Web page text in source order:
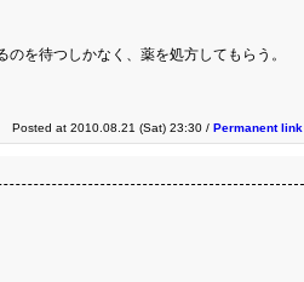
を待つしかなく、薬を処方してもらう。
Posted at 2010.08.21 (Sat) 23:30 / Permanent link